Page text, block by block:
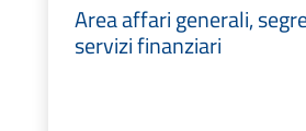
Area affari generali,
servizi finanziari